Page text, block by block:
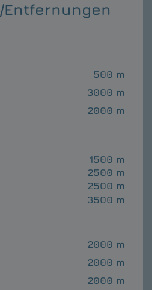
500 m
3000 m
2000 m
1500 m
2500 m
2500 m
3500 m
2000 m
2000 m
2000 m